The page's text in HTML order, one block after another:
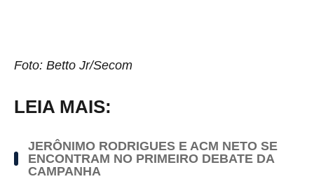
Foto: Betto Jr/Secom
LEIA MAIS:
JERÔNIMO RODRIGUES E ACM NETO SE
ENCONTRAM NO PRIMEIRO DEBATE DA
CAMPANHA